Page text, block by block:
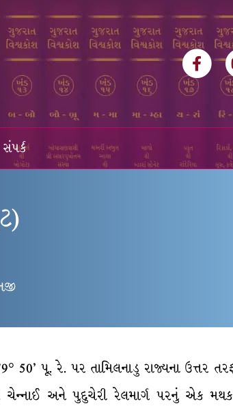
સંપર્ક
પૂ. રે. પર તામિલનાડુ રાજ્યના ઉત્તર
ચેન્નાઈ અને પુદુચેરી રેલમાર્ગ પરનું એક